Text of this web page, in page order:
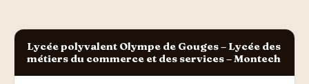
Lycée polyvalent Olympe de Gouges – Lycée des
métiers du commerce et des services – Montech